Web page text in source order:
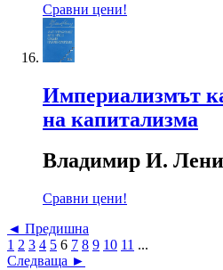
Сравни цени!
Империализмът
на капитализма
Владимир И.
Сравни цени!
◄ Предишна
1 2 3 4 5 6 7 8 9 10 11 ...
Следваща ►